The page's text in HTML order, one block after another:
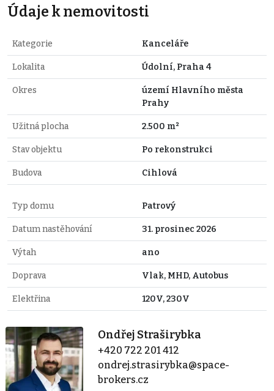
Údaje k nemovitosti
Kategorie Kanceláře
Lokalita Údolní, Praha 4
Okres
území Hlavního města
Prahy
Užitná plocha 2.500 m²
Stav objektu Po rekonstrukci
Budova Cihlová
Typ domu Patrový
Datum nastěhování 31. prosinec 2026
Výtah ano
Doprava Vlak, MHD, Autobus
Elektřina 120V, 230V
Ondřej Straširybka
+420 722 201 412
ondrej.strasirybka@space-
brokers.cz